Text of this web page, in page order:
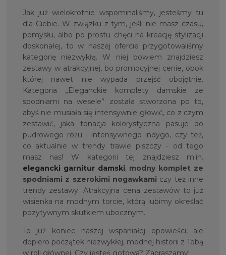
Jak już wielokrotnie wspominaliśmy, jesteśmy tu
dla Ciebie. W związku z tym, jeśli nie masz czasu,
pomysłu, albo po prostu chęci na kreację stylizacji
doskonałej, to w naszej ofercie przygotowaliśmy
kategorię niezwykłą. W niej bowiem znajdziesz
zestawy w atrakcyjnej, bo promocyjnej cenie, obok
której nawet nie wypada przejść obojętnie.
Kategoria „Eleganckie komplety damskie ze
spodniami na wesele” została stworzona po to,
abyś nie musiała się intensywnie głowić, co z czym
zestawić, jaka tonacja kolorystyczna pasuje do
pudrowego różu i intensywnego indygo, czy też,
co aktualnie w trendy trawie piszczy - od tego
masz nas! W kategorii tej znajdziesz m.in.
elegancki garnitur damski, modny komplet ze
spodniami z szerokimi nogawkami czy też inne
trendy zestawy. Atrakcyjna cena zestawów to już
wisienka na modnym torcie, którą lubimy określać
pozytywnym skutkiem ubocznym.
To już koniec naszej wspaniałej opowieści, ale
dopiero początek niezwykłej, modnej historii z Tobą
w roli głównej. Czy jesteś gotowa? Zapraszamy!